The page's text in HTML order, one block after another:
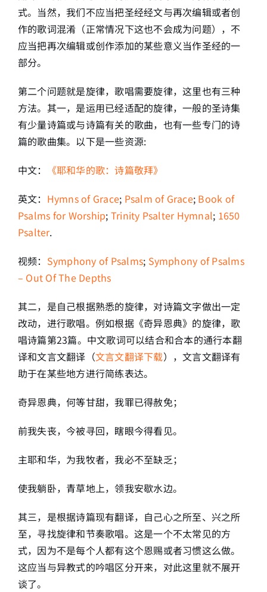
式。当然，我们不应当把圣经经文与再次编辑或者创
作的歌词混淆（正常情况下这也不会成为问题），不
应当把再次编辑或创作添加的某些意义当作圣经的一
部分。
第二个问题就是旋律，歌唱需要旋律，这里也有三种
方法。其一，是运用已经适配的旋律，一般的圣诗集
有少量诗篇或与诗篇有关的歌曲，也有一些专门的诗
篇的歌曲集。以下是一些资源:
中文：
《耶和华的歌：诗篇敬拜》
英文： Hymns of Grace; Psalm of Grace; Book of
Psalms for Worship; Trinity Psalter Hymnal; 1650
Psalter.
视频： Symphony of Psalms; Symphony of Psalms
– Out Of The Depths
其二，是自己根据熟悉的旋律，对诗篇文字做出一定
改动，进行歌唱。例如根据《奇异恩典》的旋律，歌
唱诗篇第23篇。中文歌词可以结合和合本的通行本翻
译和文言文翻译（文言文翻译下载），文言文翻译有
助于在某些地方进行简练表达。
奇异恩典，何等甘甜，我罪已得赦免；
前我失丧，今被寻回，瞎眼今得看见。
主耶和华，为我牧者，我必不至缺乏；
使我躺卧，青草地上，领我安歇水边。
其三，是根据诗篇现有翻译，自己心之所至、兴之所
至，寻找旋律和节奏歌唱。这是一个不太常见的方
式，因为不是每个人都有这个恩赐或者习惯这么做。
这应当与异教式的吟唱区分开来，对此这里就不展开
谈了。